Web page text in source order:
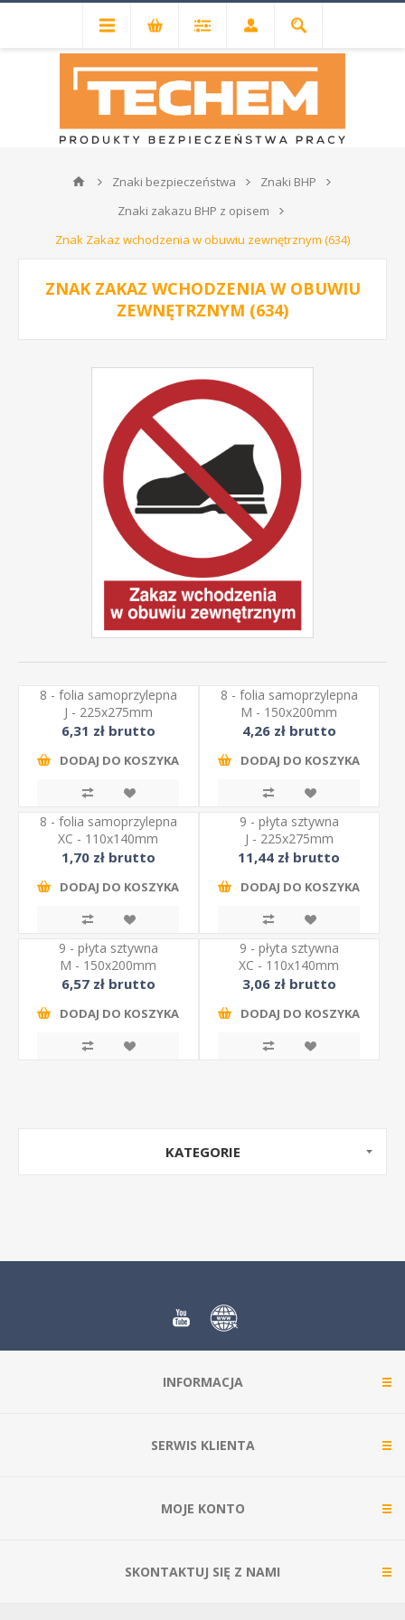
Znaki bezpieczeństwa
Znaki BHP
Znaki zakazu BHP z opisem
Znak Zakaz wchodzenia w obuwiu zewnętrznym (634)
ZNAK ZAKAZ WCHODZENIA W OBUWIU
ZEWNĘTRZNYM (634)
8 - folia samoprzylepna
J - 225x275mm
6,31 zł brutto
DODAJ DO KOSZYKA
8 - folia samoprzylepna
M - 150x200mm
4,26 zł brutto
DODAJ DO KOSZYKA
8 - folia samoprzylepna
XC - 110x140mm
1,70 zł brutto
DODAJ DO KOSZYKA
9 - płyta sztywna
J - 225x275mm
11,44 zł brutto
DODAJ DO KOSZYKA
9 - płyta sztywna
M - 150x200mm
6,57 zł brutto
DODAJ DO KOSZYKA
9 - płyta sztywna
XC - 110x140mm
3,06 zł brutto
DODAJ DO KOSZYKA
KATEGORIE
INFORMACJA
SERWIS KLIENTA
MOJE KONTO
SKONTAKTUJ SIĘ Z NAMI